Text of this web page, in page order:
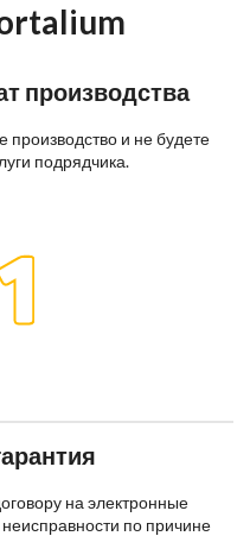
производства
и не будете
подрядчика.
на электронные
по причине